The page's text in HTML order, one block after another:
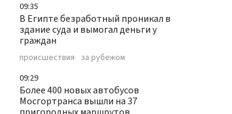
09:35
В Египте безработный проникал в
здание суда и вымогал деньги у
граждан
происшествия за рубежом
09:29
Более 400 новых автобусов
Мосгортранса вышли на 37